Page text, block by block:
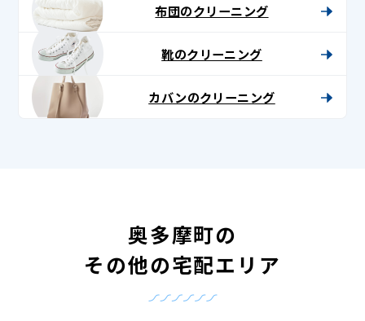
布団のクリーニング
靴のクリーニング
カバンのクリーニング
奥多摩町の
その他の宅配エリア